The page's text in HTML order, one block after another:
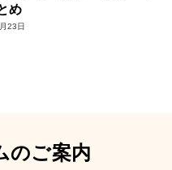
め
23日
のご案内